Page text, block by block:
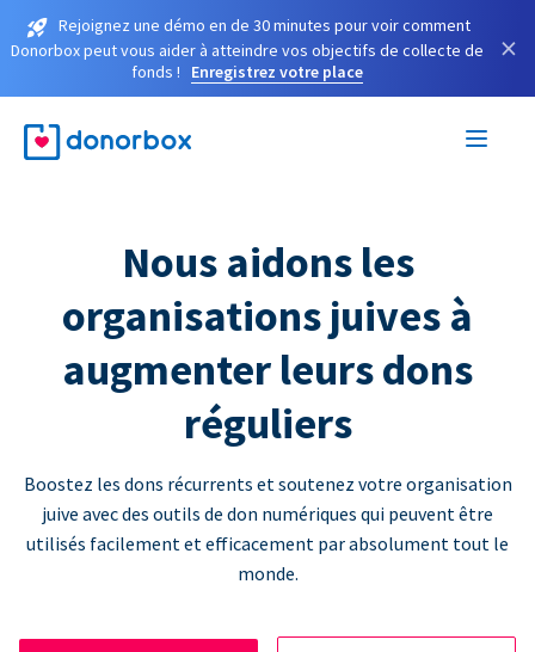
Rejoignez une démo en de 30 minutes pour voir comment
Donorbox peut vous aider à atteindre vos objectifs de collecte de
fonds !
Enregistrez votre place
×
Nous aidons les
organisations juives à
augmenter leurs dons
réguliers
Boostez les dons récurrents et soutenez votre organisation
juive avec des outils de don numériques qui peuvent être
utilisés facilement et efficacement par absolument tout le
monde.